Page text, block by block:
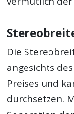
Die
angesichts
Preises und
durchsetzen.